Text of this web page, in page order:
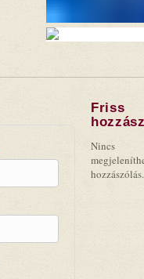
Friss
Nincs
hozzászólás.